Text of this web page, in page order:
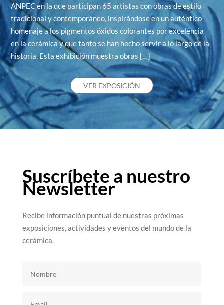
ANPEC en la que participan 65 artistas con obras de estilo
tradicional y contemporáneo, inspirándose en un auténtico
homenaje a los pigmentos óxidos colorantes por excelencia
en la cerámica y que tanto se han hecho servir a lo largo de la
historia. Esta exhibición muestra obras […]
VER EXPOSICIÓN
Suscríbete a nuestro
Newsletter
Recibe información puntual de nuestras próximas
exposiciones, actividades y eventos del mundo de la
cerámica.